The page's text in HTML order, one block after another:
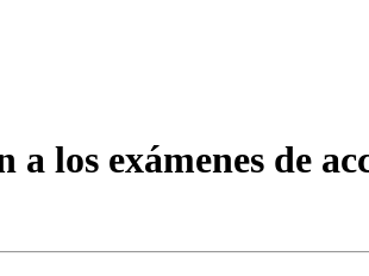
a los exámenes de